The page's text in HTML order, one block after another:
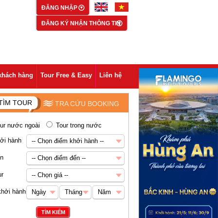
ĐĂNG NHẬP
ĐĂNG KÝ NHẬN THÔNG TIN
hàng Tour Free & Easy Liên hệ
TOUR TRA CỨU BOOKING
nước ngoài Tour trong nước
hành
-- Chọn điểm khởi hành --
-- Chọn điểm khởi hành --
Hà Nội
-- Chọn điểm đến --
-- Chọn điểm đến --
Châu Á
Abu Dhabi
Ai Cập
-- Chọn giá --
-- Chọn giá --
hành
Ngày
Ngày
Tháng
Tháng
Năm
TÌM KIẾM